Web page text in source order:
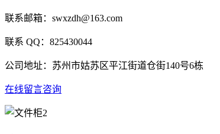
联系邮箱：swxzdh@163.com
联系 QQ：825430044
公司地址：苏州市姑苏区平江街道仓街140号6栋
在线留言咨询